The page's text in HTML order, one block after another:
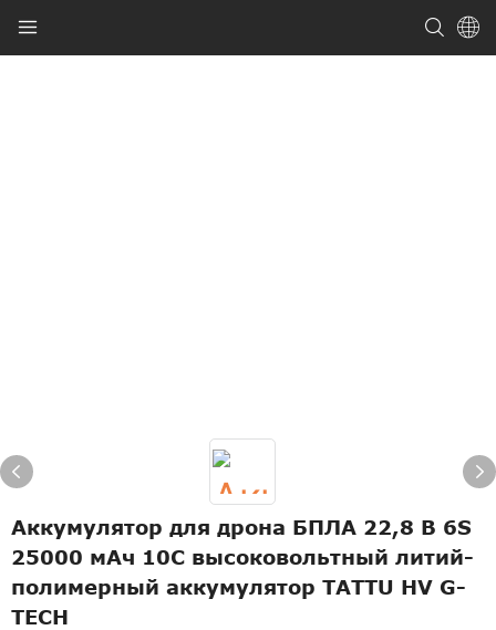
Аккумулятор для дрона БПЛА 22,8 В 6S
25000 мАч 10C высоковольтный литий-
полимерный аккумулятор TATTU HV G-
TECH